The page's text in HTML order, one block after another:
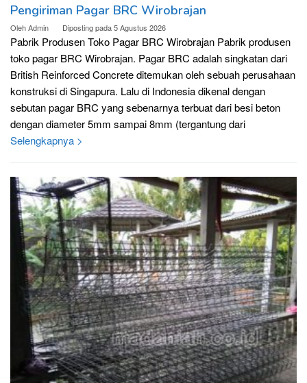
Pengiriman Pagar BRC Wirobrajan
OlehAdmin Diposting pada5 Agustus 2026
Pabrik Produsen Toko Pagar BRC Wirobrajan Pabrik produsen
toko pagar BRC Wirobrajan. Pagar BRC adalah singkatan dari
British Reinforced Concrete ditemukan oleh sebuah perusahaan
konstruksi di Singapura. Lalu di Indonesia dikenal dengan
sebutan pagar BRC yang sebenarnya terbuat dari besi beton
dengan diameter 5mm sampai 8mm (tergantung dari
Selengkapnya >